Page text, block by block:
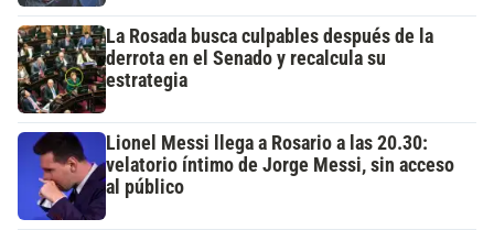
La Rosada busca culpables después de la
derrota en el Senado y recalcula su
estrategia
Lionel Messi llega a Rosario a las 20.30:
velatorio íntimo de Jorge Messi, sin acceso
al público